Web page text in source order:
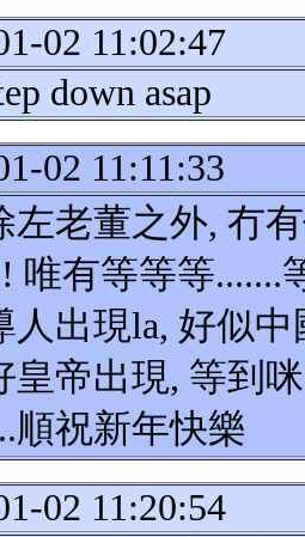
02 11:02:47
down asap
02 11:11:33
左老董之外, 冇
唯有等等等
人出現la, 好似
皇帝出現, 等到
順祝新年快樂
02 11:20:54